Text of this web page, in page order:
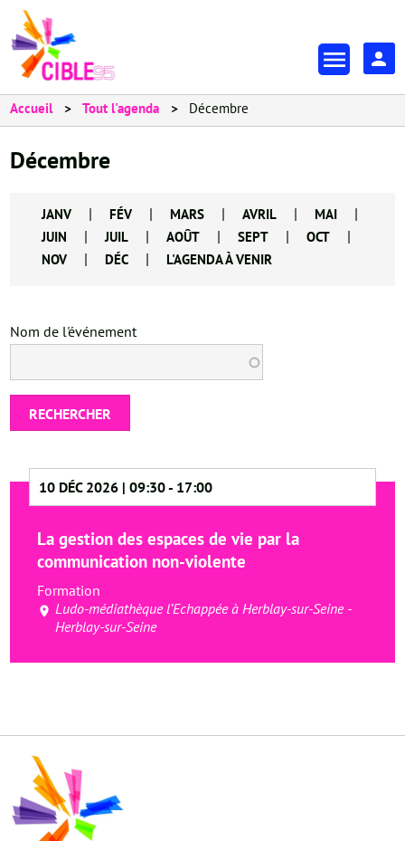
En-
tête
Accueil Tout l'agenda Décembre
Décembre
JANV | FÉV | MARS | AVRIL | MAI |
JUIN | JUIL | AOÛT | SEPT | OCT |
NOV | DÉC | L'AGENDA À VENIR
Nom de l'événement
RECHERCHER
10 DÉC 2026 | 09:30- 17:00
La gestion des espaces de vie par la
communication non-violente
Formation
Ludo-médiathèque l’Echappée à Herblay-sur-Seine -
Herblay-sur-Seine